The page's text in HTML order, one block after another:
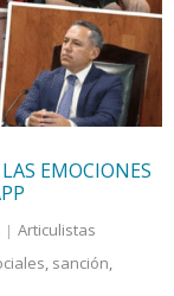
EMOCIONES
Articulistas
, sanción,